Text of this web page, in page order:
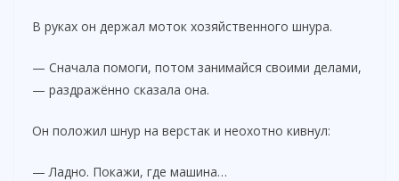
В руках он держал моток хозяйственного шнура.
— Сначала помоги, потом занимайся своими делами,
— раздражённо сказала она.
Он положил шнур на верстак и неохотно кивнул:
— Ладно. Покажи, где машина…